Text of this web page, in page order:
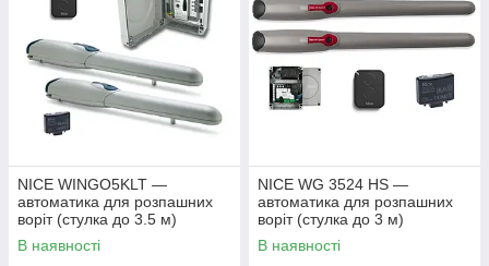
NICE WINGO5KLT —
автоматика для розпашних
воріт (стулка до 3.5 м)
В наявності
NICE WG 3524 HS —
автоматика для розпашних
воріт (стулка до 3 м)
В наявності